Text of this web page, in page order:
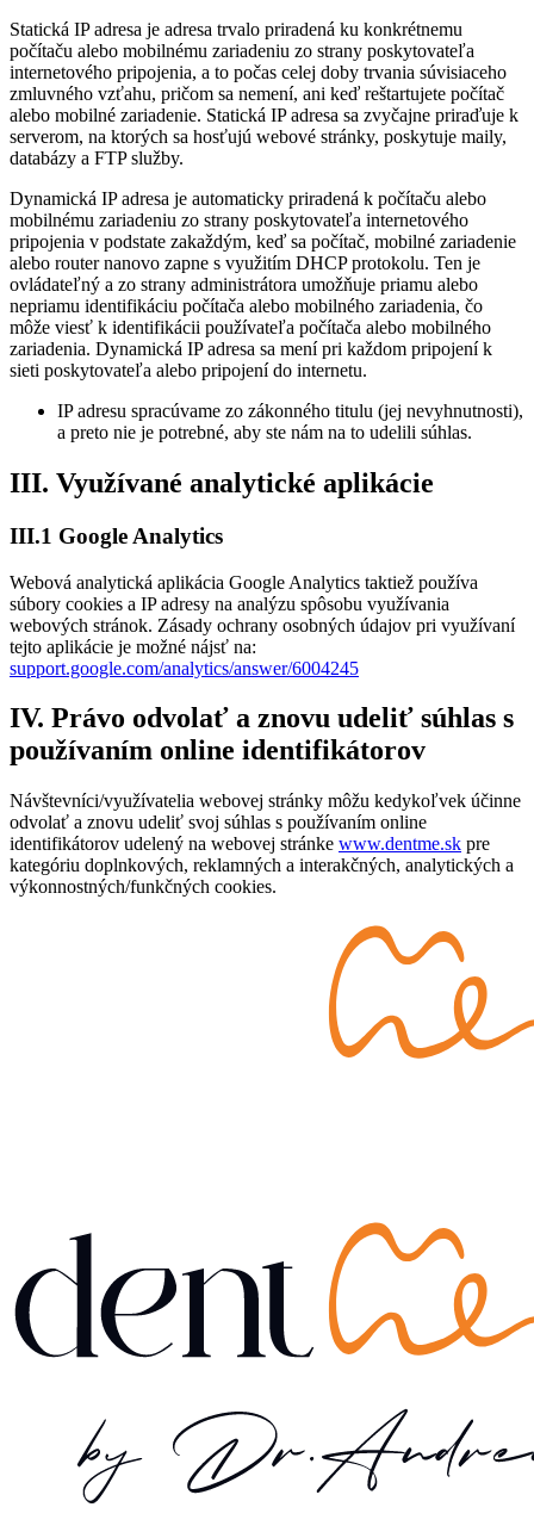
Statická IP adresa je adresa trvalo priradená ku konkrétnemu
počítaču alebo mobilnému zariadeniu zo strany poskytovateľa
internetového pripojenia, a to počas celej doby trvania súvisiaceho
zmluvného vzťahu, pričom sa nemení, ani keď reštartujete počítač
alebo mobilné zariadenie. Statická IP adresa sa zvyčajne priraďuje k
serverom, na ktorých sa hosťujú webové stránky, poskytuje maily,
databázy a FTP služby.
Dynamická IP adresa je automaticky priradená k počítaču alebo
mobilnému zariadeniu zo strany poskytovateľa internetového
pripojenia v podstate zakaždým, keď sa počítač, mobilné zariadenie
alebo router nanovo zapne s využitím DHCP protokolu. Ten je
ovládateľný a zo strany administrátora umožňuje priamu alebo
nepriamu identifikáciu počítača alebo mobilného zariadenia, čo
môže viesť k identifikácii používateľa počítača alebo mobilného
zariadenia. Dynamická IP adresa sa mení pri každom pripojení k
sieti poskytovateľa alebo pripojení do internetu.
IP adresu spracúvame zo zákonného titulu (jej nevyhnutnosti),
a preto nie je potrebné, aby ste nám na to udelili súhlas.
III. Využívané analytické aplikácie
III.1 Google Analytics
Webová analytická aplikácia Google Analytics taktiež používa
súbory cookies a IP adresy na analýzu spôsobu využívania
webových stránok. Zásady ochrany osobných údajov pri využívaní
tejto aplikácie je možné nájsť na:
support.google.com/analytics/answer/6004245
IV. Právo odvolať a znovu udeliť súhlas s
používaním online identifikátorov
Návštevníci/využívatelia webovej stránky môžu kedykoľvek účinne
odvolať a znovu udeliť svoj súhlas s používaním online
identifikátorov udelený na webovej stránke www.dentme.sk pre
kategóriu doplnkových, reklamných a interakčných, analytických a
výkonnostných/funkčných cookies.